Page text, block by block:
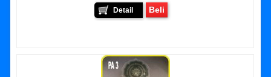
Detail
Beli